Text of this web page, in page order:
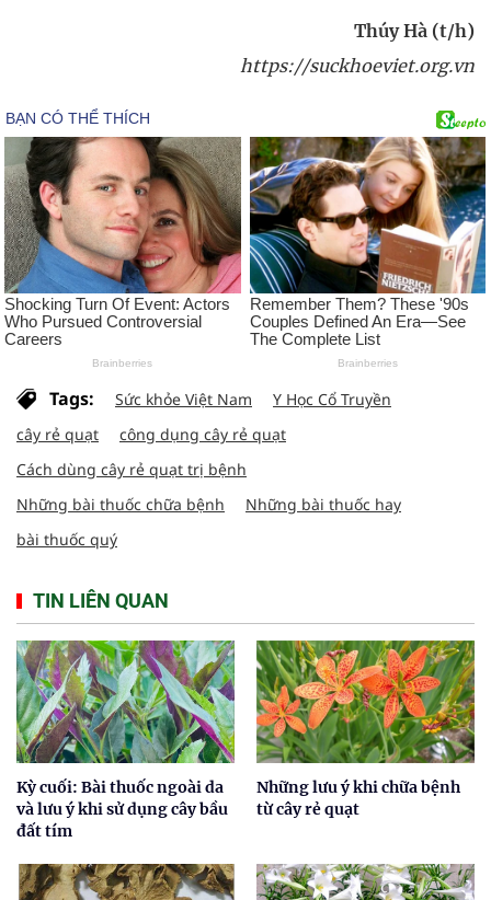
Thúy Hà (t/h)
https://suckhoeviet.org.vn
Tags: Sức khỏe Việt Nam
Y Học Cổ Truyền
cây rẻ quạt
công dụng cây rẻ quạt
Cách dùng cây rẻ quạt trị bệnh
Những bài thuốc chữa bệnh
Những bài thuốc hay
bài thuốc quý
TIN LIÊN QUAN
Kỳ cuối: Bài thuốc ngoài da
và lưu ý khi sử dụng cây bầu
đất tím
Những lưu ý khi chữa bệnh
từ cây rẻ quạt